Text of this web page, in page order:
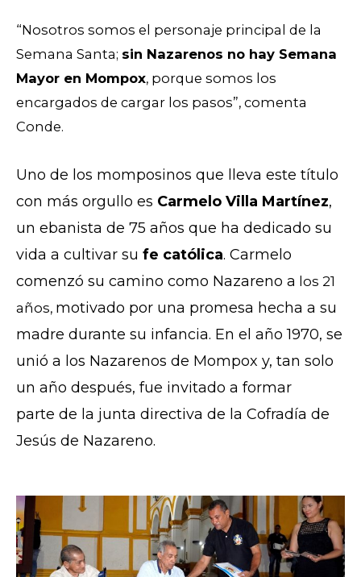
“Nosotros somos el personaje principal de la
Semana Santa; sin Nazarenos no hay Semana
Mayor en Mompox, porque somos los
encargados de cargar los pasos”, comenta
Conde.
Uno de los momposinos que lleva este título
con más orgullo es Carmelo Villa Martínez,
un ebanista de 75 años que ha dedicado su
vida a cultivar su fe católica. Carmelo
comenzó su camino como Nazareno a los 21
años, motivado por una promesa hecha a su
madre durante su infancia. En el año 1970, se
unió a los Nazarenos de Mompox y, tan solo
un año después, fue invitado a formar
parte de la junta directiva de la Cofradía de
Jesús de Nazareno.